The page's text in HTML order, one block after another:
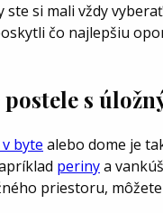
ste si mali vždy
čo najlepšiu
postele s
byte alebo dome je
perinya
priestoru,